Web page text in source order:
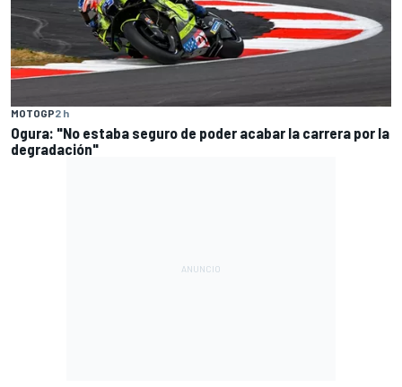
MOTOGP2 h
Ogura: "No estaba seguro de poder acabar la carrera por la
degradación"